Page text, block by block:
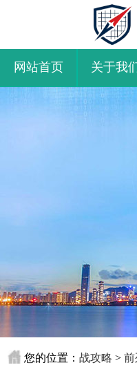
网站首页 关于我
您的位置：战攻略 >